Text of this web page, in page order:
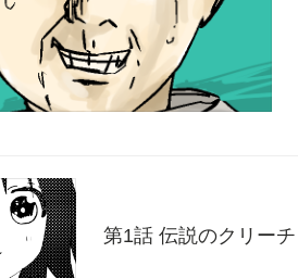
第1話 伝説のクリーチ